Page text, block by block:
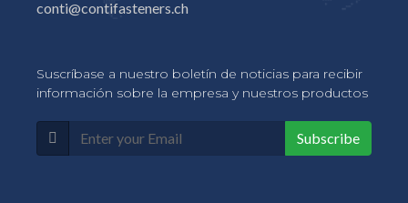
conti@contifasteners.ch
Suscríbase a nuestro boletín de noticias para recibir
información sobre la empresa y nuestros productos
Subscribe